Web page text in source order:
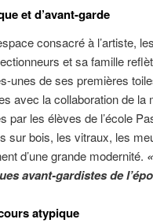
et d’avant-garde
consacré à l’artiste,
et sa famille
unes de ses premières
avec la collaboration de
par les élèves de l’école
sur bois, les vitraux, les
d’une grande modernité.
avant-gardistes de
atypique